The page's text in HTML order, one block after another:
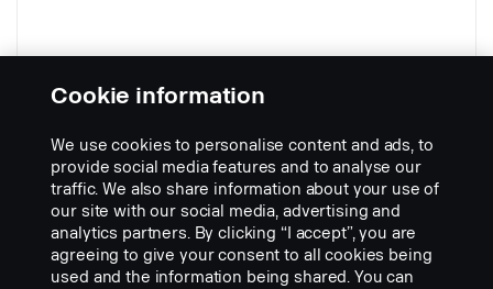
Držák
Part nr.:2843035
Part Description:
Dvojice držáků, nerezová ocel – 2,5 mm 520x205. Dodávka
neobsahuje upevňovací prvky.
Cookie information
We use cookies to personalise content and ads, to
provide social media features and to analyse our
traffic. We also share information about your use of
our site with our social media, advertising and
analytics partners. By clicking “I accept”, you are
agreeing to give your consent to all cookies being
used and the information being shared. You can